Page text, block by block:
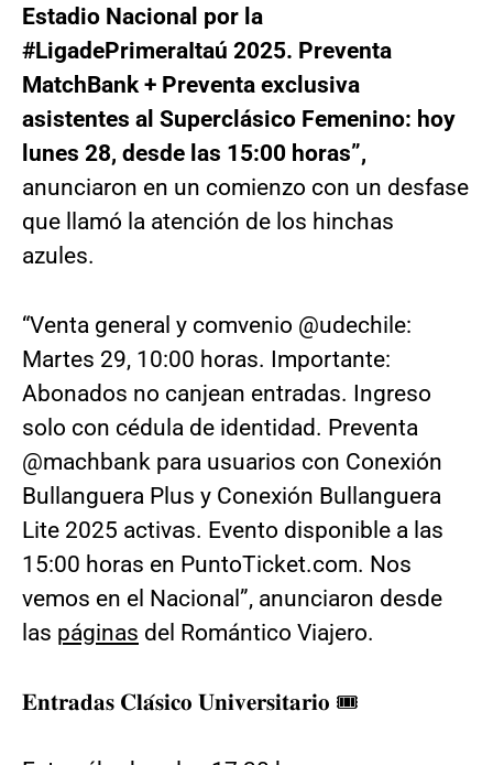
Estadio Nacional por la
#LigadePrimeraItaú 2025. Preventa
MatchBank + Preventa exclusiva
asistentes al Superclásico Femenino: hoy
lunes 28, desde las 15:00 horas”,
anunciaron en un comienzo con un desfase
que llamó la atención de los hinchas
azules.
“Venta general y comvenio @udechile:
Martes 29, 10:00 horas. Importante:
Abonados no canjean entradas. Ingreso
solo con cédula de identidad. Preventa
@machbank para usuarios con Conexión
Bullanguera Plus y Conexión Bullanguera
Lite 2025 activas. Evento disponible a las
15:00 horas en PuntoTicket.com. Nos
vemos en el Nacional”, anunciaron desde
las páginas del Romántico Viajero.
𝐄𝐧𝐭𝐫𝐚𝐝𝐚𝐬 𝐂𝐥𝐚́𝐬𝐢𝐜𝐨 𝐔𝐧𝐢𝐯𝐞𝐫𝐬𝐢𝐭𝐚𝐫𝐢𝐨 🎟️